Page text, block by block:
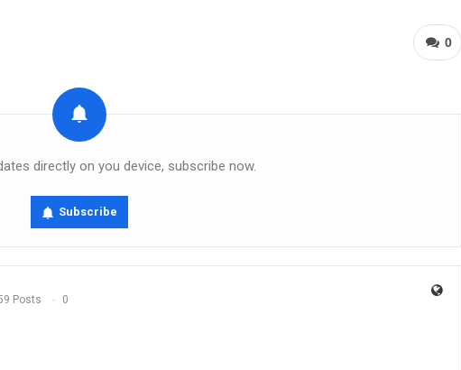
0
directly on you device, subscribe now.
Subscribe
Posts 0